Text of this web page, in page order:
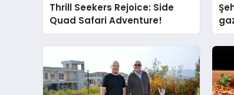
Thrill Seekers Rejoice: Side
Quad Safari Adventure!